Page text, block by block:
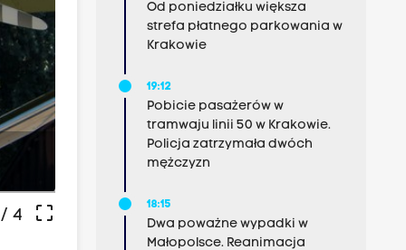
crop_free
4
Od poniedziałku większa
strefa płatnego parkowania w
Krakowie
19:12
Pobicie pasażerów w
tramwaju linii 50 w Krakowie.
Policja zatrzymała dwóch
mężczyzn
18:15
Dwa poważne wypadki w
Małopolsce. Reanimacja